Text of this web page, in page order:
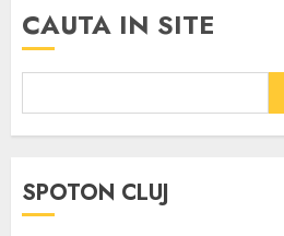
CAUTA IN SITE
SPOTON CLUJ